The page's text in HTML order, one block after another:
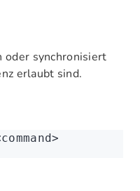
oder synchronisiert
erlaubt sind.
command>